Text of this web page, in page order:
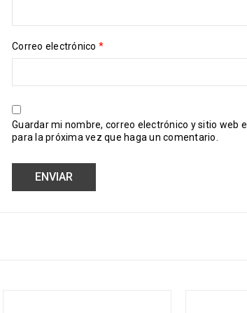
Correo electrónico *
Guardar mi nombre, correo electrónico y sitio web
para la próxima vez que haga un comentario.